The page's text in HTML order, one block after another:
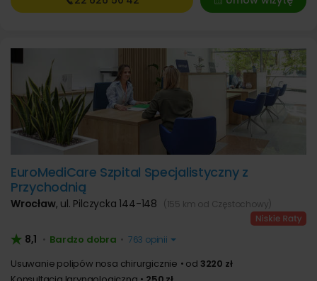
EuroMediCare Szpital Specjalistyczny z
Przychodnią
Wrocław, ul. Pilczycka 144-148 (155 km od Częstochowy)
8,1 • Bardzo dobra • 763 opinii
Usuwanie polipów nosa chirurgicznie od 3220 zł